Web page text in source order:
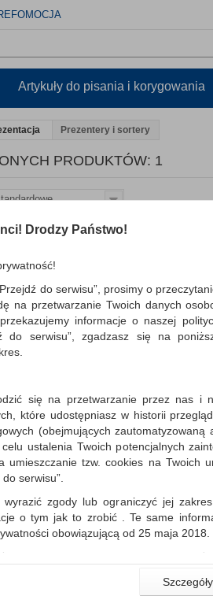
Artykuły do pisania i korygowania
Prezentery i sortery
PRODUKTÓW: 1
posiada
oraz
)
Drodzy Państwo!
do serwisu”, prosimy o
na przetwarzanie Twoich danych
informacje o naszej
do serwisu”, zgadzasz się na
się na przetwarzanie przez nas i
które udostępniasz w historii
(obejmujących
ustalenia Twoich potencjalnych
umieszczanie tzw. cookies na Twoich
serwisu”.
zgody lub ograniczyć jej
o tym jak to zrobić . Te same
obowiązującą od 25 maja 2018.
zalogowanych, aby
z tym prawidłowe działanie
zamówienia na Państwa email
Szczegóły